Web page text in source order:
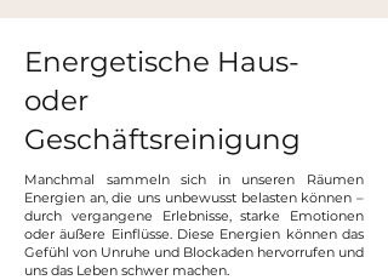
Energetische Haus-
oder
Geschäftsreinigung
Manchmal sammeln sich in unseren Räumen
Energien an, die uns unbewusst belasten können –
durch vergangene Erlebnisse, starke Emotionen
oder äußere Einflüsse. Diese Energien können das
Gefühl von Unruhe und Blockaden hervorrufen und
uns das Leben schwer machen.